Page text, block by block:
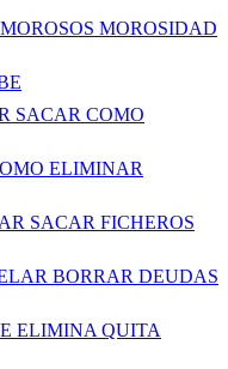
MOROSIDAD
SACAR COMO
ELIMINAR
SACAR FICHEROS
BORRAR DEUDAS
ELIMINA QUITA